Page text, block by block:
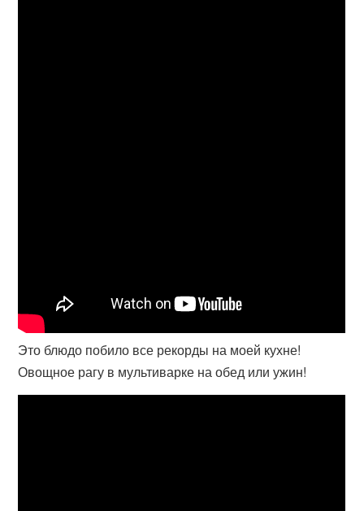
Это блюдо побило все рекорды на моей кухне!
Овощное рагу в мультиварке на обед или ужин!